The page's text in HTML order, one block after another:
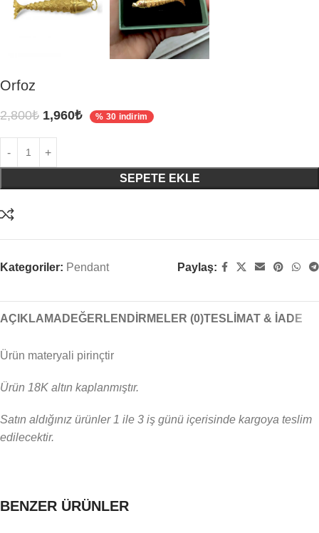
Orfoz
2,800₺ 1,960₺ % 30 indirim
SEPETE EKLE
Kategoriler: Pendant Paylaş:
AÇIKLAMA DEĞERLENDIRMELER (0)TESLIMAT & İADE
Ürün materyali pirinçtir
Ürün 18K altın kaplanmıştır.
Satın aldığınız ürünler 1 ile 3 iş günü içerisinde kargoya teslim
edilecektir.
BENZER ÜRÜNLER